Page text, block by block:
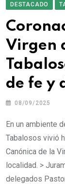
DESTACADO
Virgen
de fe y
08/09/2025
En un ambiente
Tabalosos vivió
Canónica de la
localidad. >
delegados